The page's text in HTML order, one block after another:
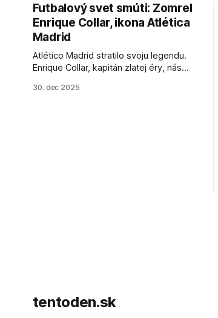
Futbalový svet smúti: Zomrel
Enrique Collar, ikona Atlética
Madrid
Atlético Madrid stratilo svoju legendu.
Enrique Collar, kapitán zlatej éry, nás
jeho úspechy a odkaz.
30. dec 2025
tentoden.sk